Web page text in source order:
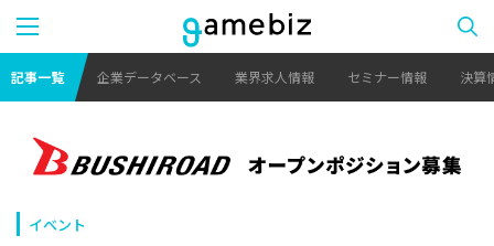
記事一覧 企業データベース 業界求人情報 セミナー情報 決算
イベント